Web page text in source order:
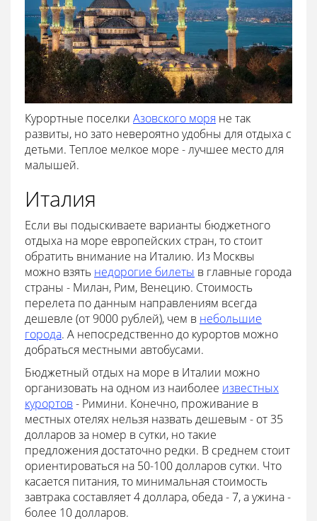
Курортные поселки Азовского моря не так
развиты, но зато невероятно удобны для отдыха с
детьми. Теплое мелкое море - лучшее место для
малышей.
Италия
Если вы подыскиваете варианты бюджетного
отдыха на море европейских стран, то стоит
обратить внимание на Италию. Из Москвы
можно взять недорогие билеты в главные города
страны - Милан, Рим, Венецию. Стоимость
перелета по данным направлениям всегда
дешевле (от 9000 рублей), чем в небольшие
города. А непосредственно до курортов можно
добраться местными автобусами.
Бюджетный отдых на море в Италии можно
организовать на одном из наиболее известных
курортов- Римини. Конечно, проживание в
местных отелях нельзя назвать дешевым - от 35
долларов за номер в сутки, но такие
предложения достаточно редки. В среднем стоит
ориентироваться на 50-100 долларов сутки. Что
касается питания, то минимальная стоимость
завтрака составляет 4 доллара, обеда - 7, а ужина -
более 10 долларов.